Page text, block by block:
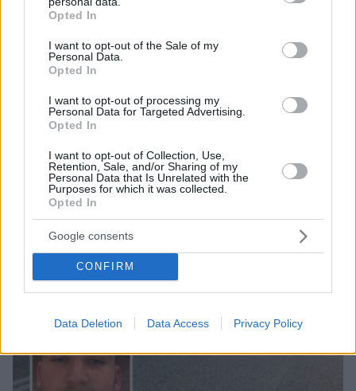
grant or deny consent to Google and its third-party tags to
use your data for below specified purposes in below Google
consent section.
Opted In
I want to opt-out of the Sale of my
Personal Data.
Opted In
I want to opt-out of processing my
Personal Data for Targeted Advertising.
Opted In
I want to opt-out of Collection, Use,
Retention, Sale, and/or Sharing of my
Personal Data that Is Unrelated with the
Purposes for which it was collected.
Opted In
Google consents
CONFIRM
Data Deletion Data Access Privacy Policy
Βίντεο: Μεθυσμένη σκότωσε νύφη λίγες ώρες
μετά τον γάμο της και στο τμήμα ζητούσε